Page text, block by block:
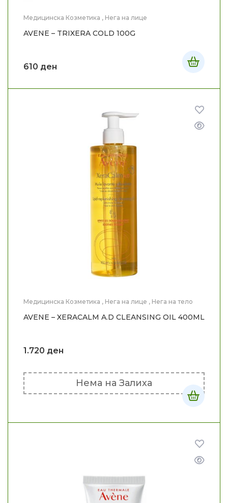
Медицинска Козметика , Нега на лице
AVENE – TRIXERA COLD 100G
610 ден
Медицинска Козметика , Нега на лице , Нега на тело
AVENE – XERACALM A.D CLEANSING OIL 400ML
1.720 ден
Нема на Залиха